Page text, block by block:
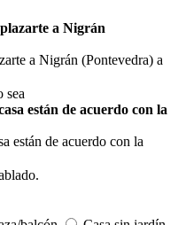
a Nigrán
a Nigrán (Pontevedra) a
sea
están de acuerdo con la
están de acuerdo con la